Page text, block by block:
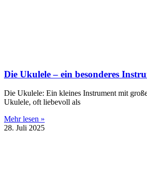
Die Ukulele – ein besonderes
Die Ukulele: Ein kleines Instrument mit
Ukulele, oft liebevoll als
Mehr lesen »
28. Juli 2025